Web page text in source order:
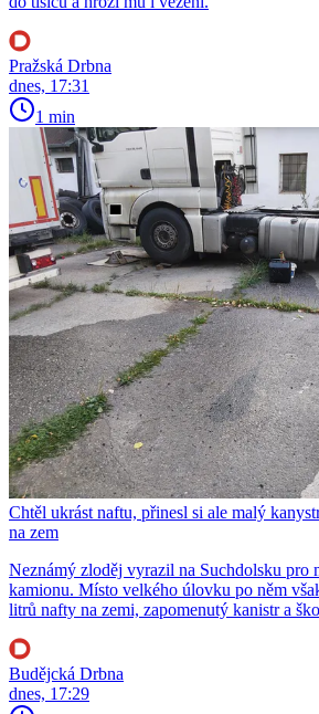
Pražská Drbna
dnes, 17:31
1 min
Chtěl ukrást naftu, přinesl si ale malý
na zem
Neznámý zloděj vyrazil na Suchdolsku pro
kamionu. Místo velkého úlovku po něm
litrů nafty na zemi, zapomenutý kanistr a
Budějcká Drbna
dnes, 17:29